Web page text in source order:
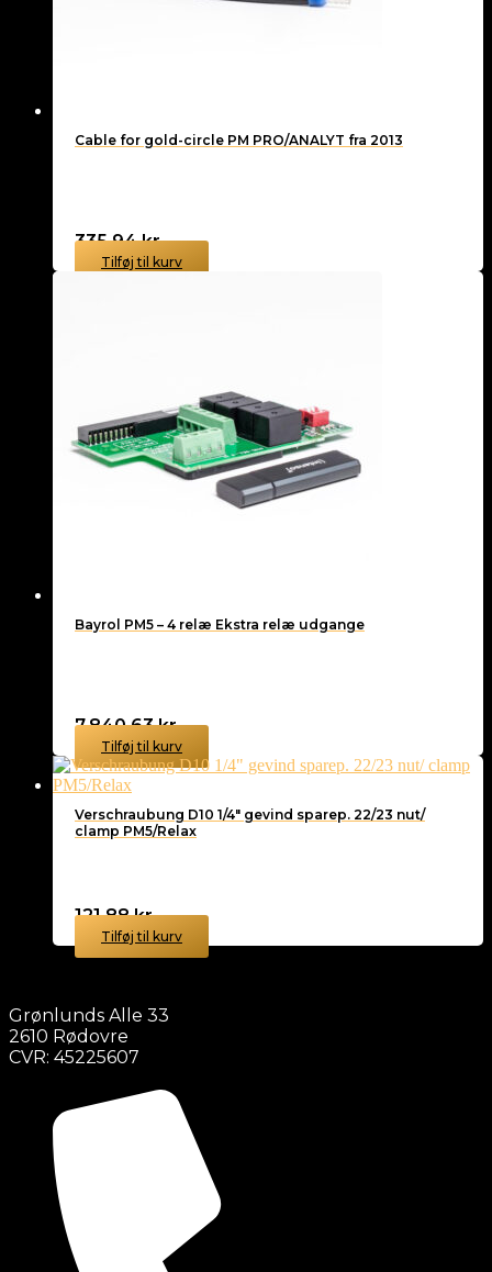
Cable for gold-circle PM PRO/ANALYT fra 2013
335,94kr.
Tilføj til kurv
Bayrol PM5 – 4 relæ Ekstra relæ udgange
7.840,63kr.
Tilføj til kurv
Verschraubung D10 1/4″ gevind sparep. 22/23 nut/
clamp PM5/Relax
121,88kr.
Tilføj til kurv
Grønlunds Alle 33
2610 Rødovre
CVR: 45225607